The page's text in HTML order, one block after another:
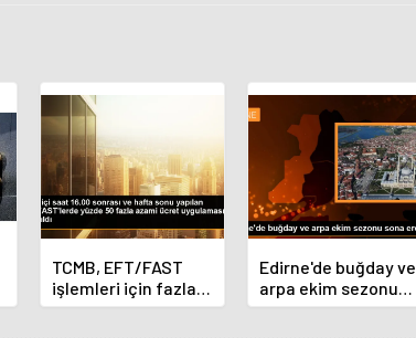
TCMB, EFT/FAST
işlemleri için fazla
ücret uygulamasını
Edirne'de buğday ve
arpa ekim sezonu
sona erdi